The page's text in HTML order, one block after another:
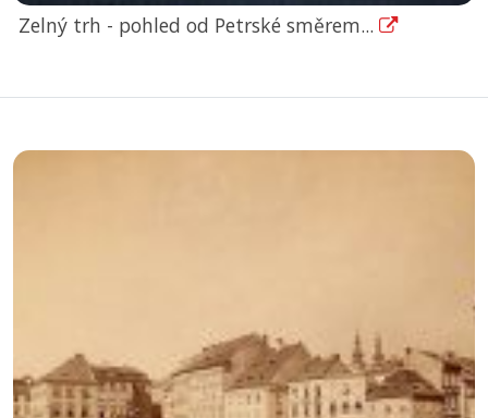
Zelný trh - pohled od Petrské směrem...